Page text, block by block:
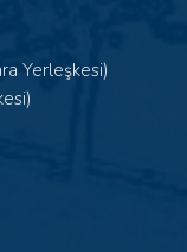
Yerleşkesi)